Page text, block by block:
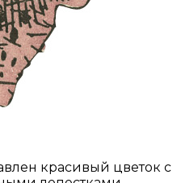
красивый цветок с